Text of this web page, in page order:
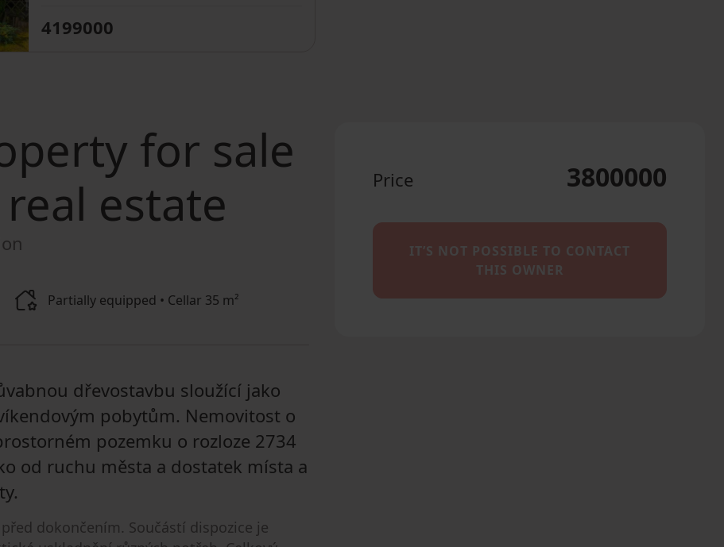
4199000
for sale
estate
Partially equipped • Cellar 35 m²
dřevostavbu sloužící jako
pobytům. Nemovitost o
pozemku o rozloze 2734
od ruchu města a dostatek místa a
dokončením. Součástí dispozice je
Price 3800000
IT’S NOT POSSIBLE TO CONTACT
THIS OWNER